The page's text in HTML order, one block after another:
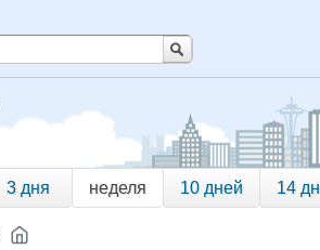
3 дня неделя 10 дней 14